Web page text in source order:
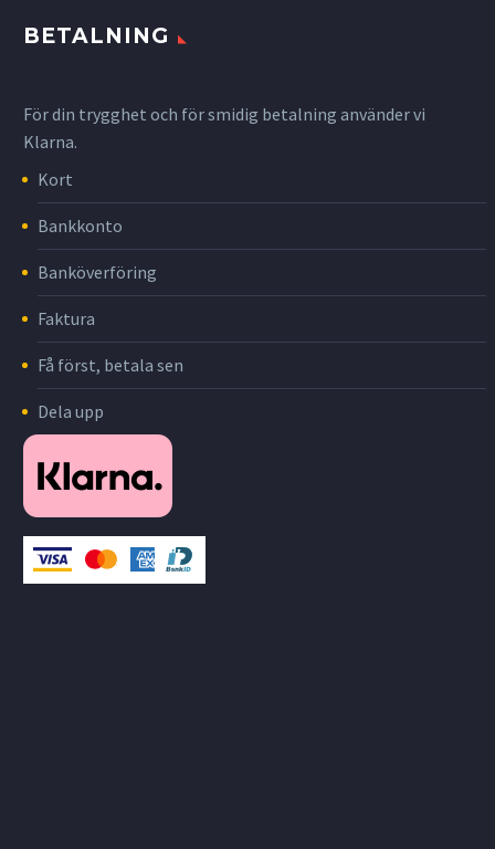
BETALNING
För din trygghet och för smidig betalning använder vi
Klarna.
Kort
Bankkonto
Banköverföring
Faktura
Få först, betala sen
Dela upp